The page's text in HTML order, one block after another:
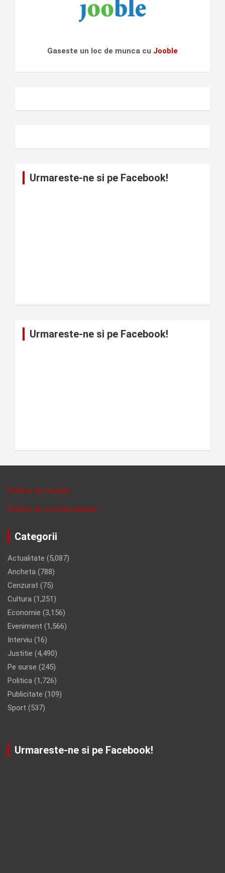
Gaseste un loc de munca cu Jooble
Urmareste-ne si pe Facebook!
Urmareste-ne si pe Facebook!
Politica de cookies
Politica de confidentalitate
Categorii
Actualitate (5,087)
Ancheta (788)
Cenzurat (75)
Cultura (1,251)
Economie (3,156)
Eveniment (1,566)
Interviu (16)
Justitie (4,490)
Pe surse (245)
Politica (1,726)
Publicitate (109)
Sport (537)
Urmareste-ne si pe Facebook!